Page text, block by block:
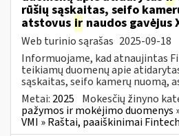
rūšių sąskaitas, seifo
atstovus ir naudos gavėjus
Web turinio sąrašas 2025-09-18
Informuojame, kad atnaujintas
teikiamų duomenų apie
sąskaitas, seifo kamerų nuomą,
Metai: 2025 Mokesčių žinyno
pažymos ir mokėjimo duomenys
VMI » Raštai, paaiškinimai